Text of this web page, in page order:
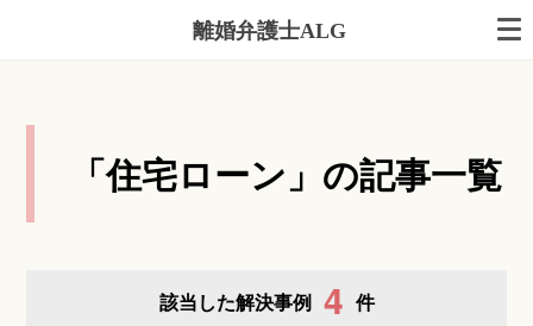
離婚弁護士ALG
「住宅ローン」の記事一覧
該当した解決事例 4 件